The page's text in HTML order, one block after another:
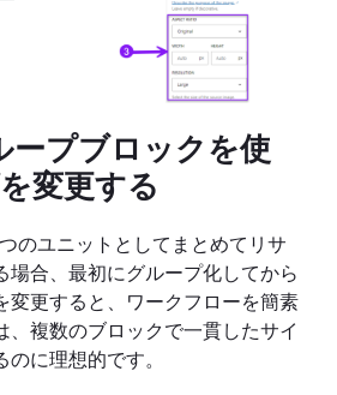
ープブロックを使
変更する
のユニットとしてまとめてリサ
場合、最初にグループ化してから
変更すると、ワークフローを簡素
、複数のブロックで一貫したサイ
に理想的です。